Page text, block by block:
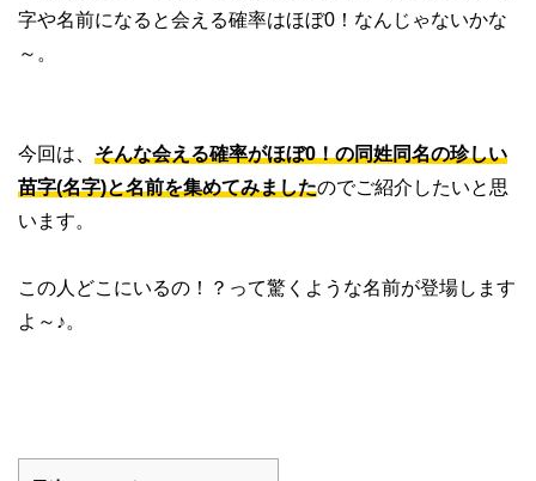
字や名前になると会える確率はほぼ0！なんじゃないかな
～。
今回は、 そんな会える確率がほぼ0！の同姓同名の珍しい
苗字(名字)と名前を集めてみましたのでご紹介したいと思
います。
この人どこにいるの！？って驚くような名前が登場します
よ～♪。